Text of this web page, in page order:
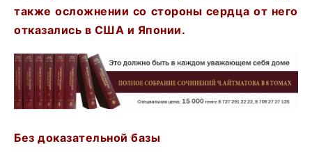
также осложнении со стороны сердца от него
отказались в США и Японии.
Без доказательной базы